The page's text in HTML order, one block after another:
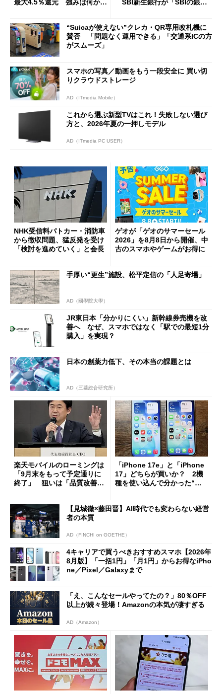
最大4.5％還元 強みは何か解
SBI新生銀行が「SBIの銀
開催
“Suicaが使えない”クレカ・QR専用改札機に
賛否 「問題なく運用できる」「交通系ICの方
がスムーズ」
スマホの写真／動画をもう一段安全に 買い切
りクラウドストレージ
AD（ITmedia Mobile）
これから選ぶ新型TVはこれ！失敗しない選び
方と、2026年夏の一押しモデル
AD（ITmedia PC USER）
NHK受信料パトカー・消防車
から徴収問題、猛反発を受け
「検討を進めていく」と会長
ゲオが「ゲオのサマーセール
2026」を8月8日から開催、中
古のスマホやゲームがお得に
手厚い“更生”施設、松平定信の「人足寄場」
AD（國學院大學）
JR東日本「分かりにくい」新幹線券売機を改
善へ なぜ、スマホではなく「駅での最短1分
購入」を実現？
日本の創薬力低下、その本当の課題とは
AD（三菱総合研究所）
楽天モバイルのローミングは
「9月末をもって予定通りに
終了」 狙いは「品質改善」
も
「iPhone 17e」と「iPhone
17」どちらが買いか？ 2機
種を使い込んで分かった“ス
【見城徹×藤田晋】AI時代でも変わらない経営
者の本質
AD（FINCHI on GOETHE）
4キャリアで買うべきおすすめスマホ【2026年
8月版】「一括1円」「月1円」からお得なiPho
ne／Pixel／Galaxyまで
「え、こんなセールやってたの？」80％OFF
以上が続々登場！Amazonの本気が凄すぎる
AD（Amazon）